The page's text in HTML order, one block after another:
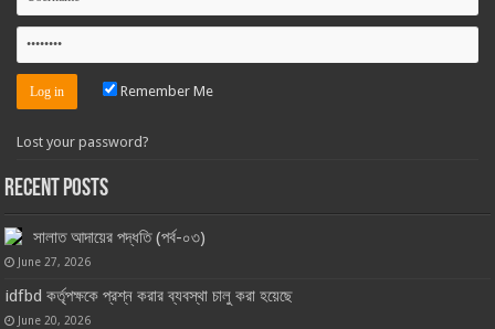
Remember Me
Lost your password?
Recent Posts
সালাত আদায়ের পদ্ধতি (পর্ব-০৩)
June 27, 2026
idfbd কর্তৃপক্ষকে প্রশ্ন করার ব্যবস্থা চালু করা হয়েছে
June 20, 2026